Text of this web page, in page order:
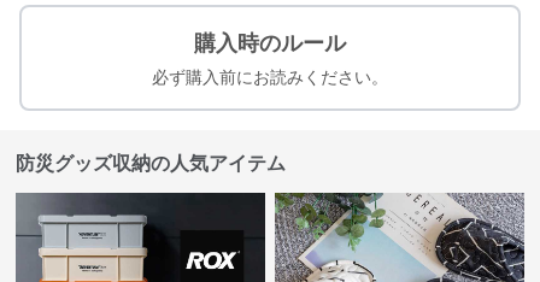
購入時のルール
必ず購入前にお読みください。
防災グッズ収納の人気アイテム